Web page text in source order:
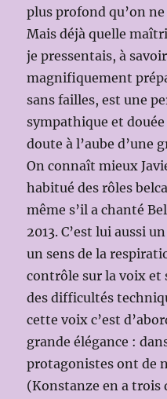
plus profond qu’on
Mais déjà quelle
je pressentais, à
magnifiquement
sans failles, est une
sympathique et
doute à l’aube d’une
On connaît mieux
habitué des rôles
même s’il a chanté
2013. C’est lui aussi
un sens de la
contrôle sur la voix et
des difficultés
cette voix c’est
grande élégance :
protagonistes ont de
(Konstanze en a trois